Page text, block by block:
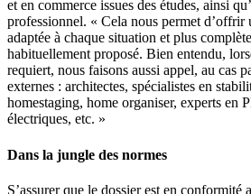
et en commerce issues des études, ainsi
professionnel. « Cela nous permet d’offrir
adaptée à chaque situation et plus
habituellement proposé. Bien entendu,
requiert, nous faisons aussi appel, au cas
externes : architectes, spécialistes en
homestaging, home organiser, experts en
électriques, etc. »
Dans la jungle des normes
S’assurer que le dossier est en conformité